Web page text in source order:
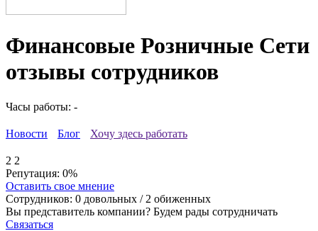
Финансовые Розничные Сети
отзывы сотрудников
Часы работы: -
Новости Блог Хочу здесь работать
2 2
Репутация: 0%
Оставить свое мнение
Сотрудников: 0 довольных / 2 обиженных
Вы представитель компании? Будем рады сотрудничать
Связаться